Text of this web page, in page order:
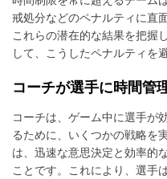
戒処分などのペナルティに直
これらの潜在的な結果を把握
して、こうしたペナルティを
コーチが選手に時間管
コーチは、ゲーム中に選手が
るために、いくつかの戦略を
は、迅速な意思決定と効率的
ことです。これにより、選手